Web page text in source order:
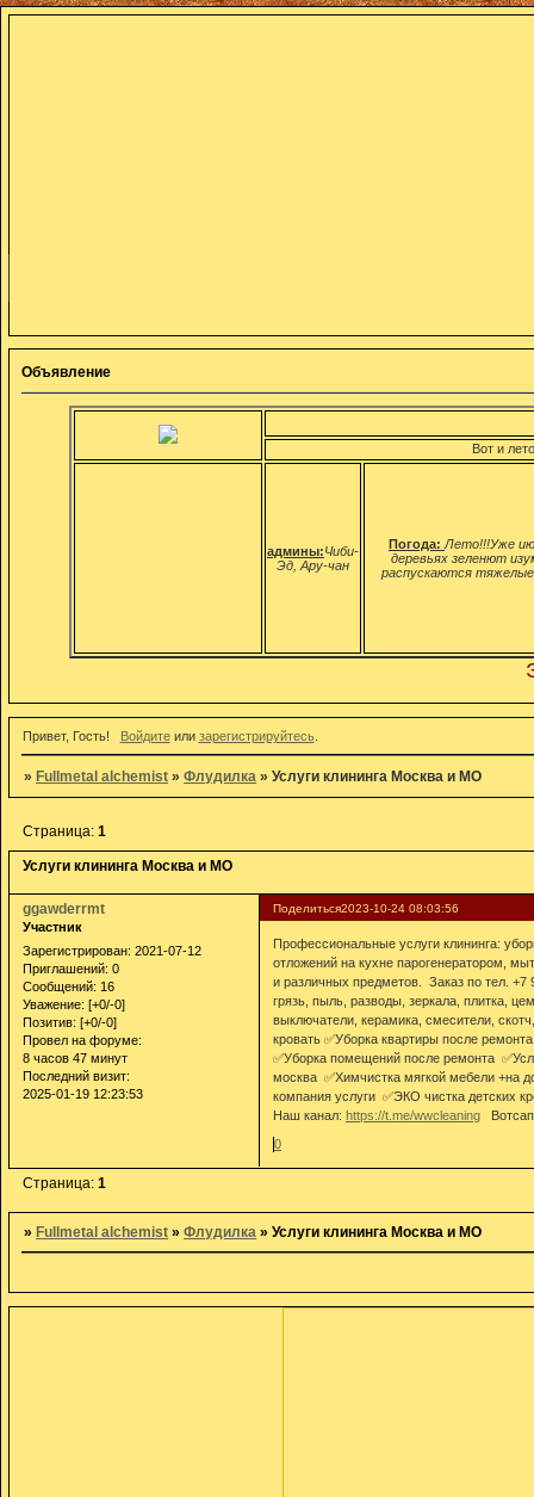
Объявление
Вот и
админы:Чиби-
Эд, Ару-чан
Погода: Лето!!!Уже
деревьях зеленют
распускаются
Этот
Привет, Гость! Войдитеили зарегистрируйтесь.
» Fullmetal alchemist »Флудилка »Услуги клининга Москва и МО
Услуги клининга Москва и МО
Страница:1
Поделиться2023-10-24 08:03:56
ggawderrmt
Участник
Зарегистрирован: 2021-07-12
Приглашений: 0
Сообщений: 16
Уважение: [+0/-0]
Позитив: [+0/-0]
Провел на форуме:
8 часов 47 минут
Последний визит:
2025-01-19 12:23:53
Профессиональные услуги клининга:
отложений на кухне парогенератором,
и различных предметов. Заказ по тел. +7
грязь, пыль, разводы, зеркала, плитка,
выключатели, керамика, смесители,
кровать ✅Уборка квартиры после
✅Уборка помещений после ремонта
москва ✅Химчистка мягкой мебели +на
компания услуги ✅ЭКО чистка детских
Наш канал:https://t.me/wwcleaning
0
Страница:1
» Fullmetal alchemist »Флудилка »Услуги клининга Москва и МО